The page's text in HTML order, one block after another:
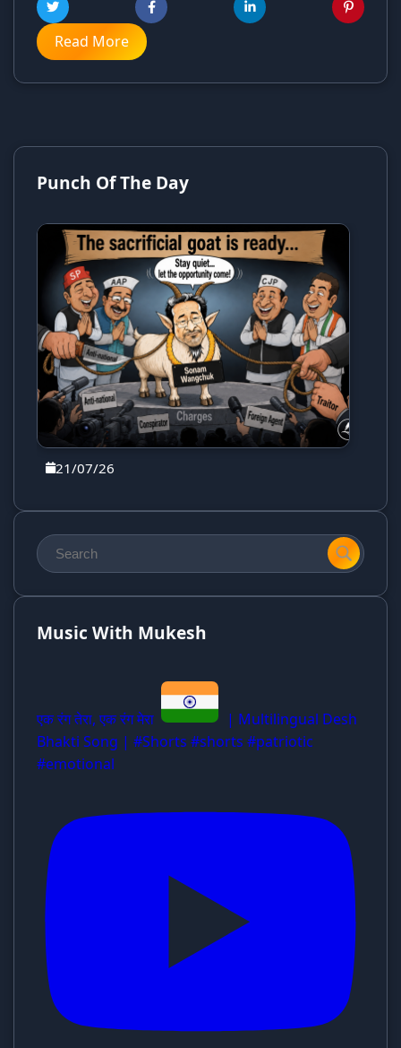
Read More
Punch Of The Day
21/07/26
Music With Mukesh
एक रंग तेरा, एक रंग मेरा
| Multilingual Desh
Bhakti Song | #Shorts #shorts #patriotic
#emotional